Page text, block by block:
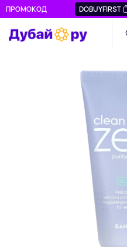
ПРОМОКОД DOBUYFIRST